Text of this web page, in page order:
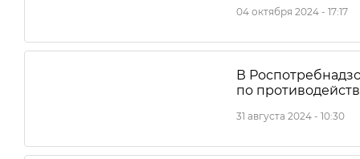
04 октября 2024 - 17:17
В
по
31 августа 2024 - 10:30